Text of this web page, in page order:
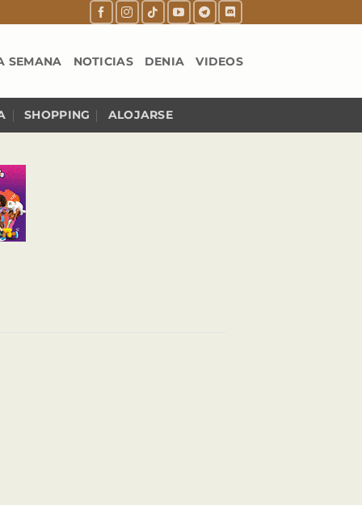
SEMANA NOTICIAS DENIA VIDEOS
SHOPPING ALOJARSE